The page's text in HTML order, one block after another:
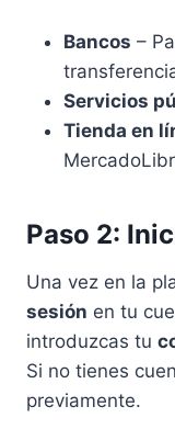
Bancos –
Servicios
Tienda en
Paso 2:
Una vez en la
sesión en tu
introduzcas tu
Si no tienes
previamente.